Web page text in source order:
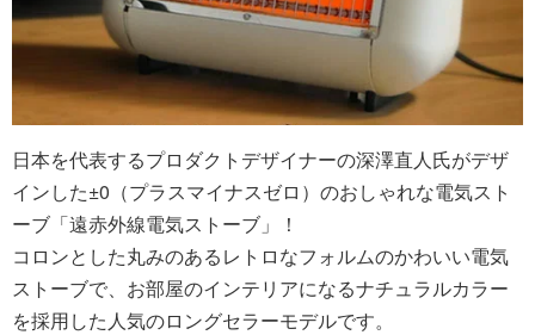
日本を代表するプロダクトデザイナーの深澤直人氏がデザ
インした±0（プラスマイナスゼロ）のおしゃれな電気スト
ーブ「遠赤外線電気ストーブ」！
コロンとした丸みのあるレトロなフォルムのかわいい電気
ストーブで、お部屋のインテリアになるナチュラルカラー
を採用した人気のロングセラーモデルです。